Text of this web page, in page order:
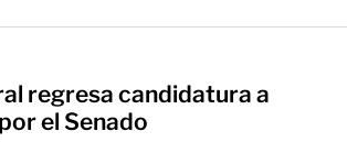
regresa candidatura a
el Senado